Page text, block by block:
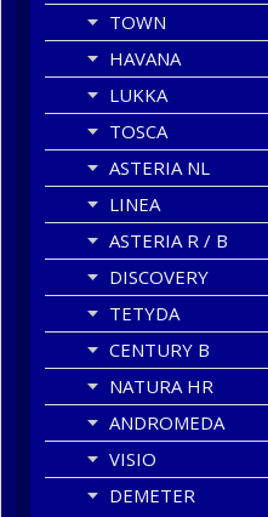
TOWN
HAVANA
LUKKA
TOSCA
ASTERIA NL
LINEA
ASTERIA R / B
DISCOVERY
TETYDA
CENTURY B
NATURA HR
ANDROMEDA
VISIO
DEMETER